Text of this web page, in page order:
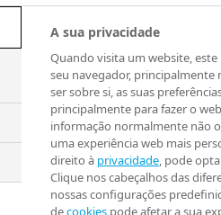
Os tratamentos
médicos e psicólogos.
especializada para
estar da criança, por
apropriadas. Confira
podem ajudar:
A sua privacidade
Quando visita um website,
seu navegador, principalmente
ser sobre si, as suas
principalmente para fazer o
informação normalmente não
uma experiência web mais
direito à privacidade, pode
Clique nos cabeçalhos das
nossas configurações
decookiespode afetar a sua